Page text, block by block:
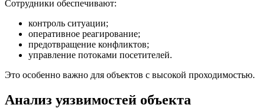
Сотрудники обеспечивают:
контроль ситуации;
оперативное реагирование;
предотвращение конфликтов;
управление потоками посетителей.
Это особенно важно для объектов с высокой проходимостью.
Анализ уязвимостей объекта